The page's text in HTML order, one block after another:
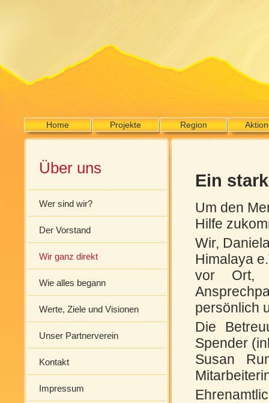
Home Projekte Region
Über uns
Wer sind wir?
Der Vorstand
Wir ganz direkt
Wie alles begann
Werte, Ziele und Visionen
Unser Partnerverein
Kontakt
Impressum
Ein
Um den
Hilfe
Wir,
Himalaya
vor Ort,
persönlich
Die
Spender
Susan